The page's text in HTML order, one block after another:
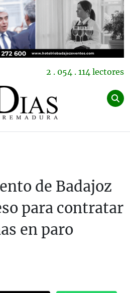
2 . 054 . 114 lectores
de Badajoz
para contratar
en paro